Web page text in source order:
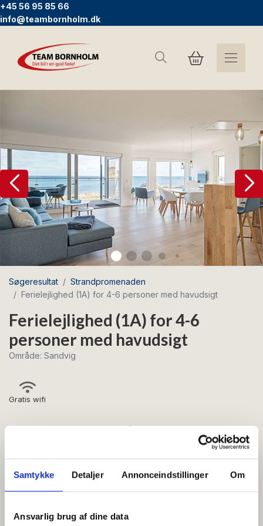
Samtykke Detaljer Annonceindstillinger Om
Ansvarlig brug af dine data
+45 56 95 85 66
info@teambornholm.dk
Søg
Søgeresultat
Strandpromenaden
Ferielejlighed (1A) for 4-6 personer med havudsigt
Ferielejlighed (1A) for 4-6
personer med havudsigt
Område: Sandvig
Gratis wifi
Stor og flot luksuslejlighed på 110 m2 i to plan.
Stueplan er indrettet således: Fra entréen går du ind i
stuen, hvor du har et hyggeligt sofaarrangement (2
Se mere